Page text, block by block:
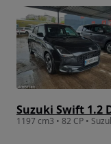
Suzuki Swift 1.2
1197 cm3 • 82 CP •